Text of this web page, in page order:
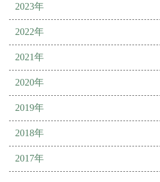
2023年
2022年
2021年
2020年
2019年
2018年
2017年